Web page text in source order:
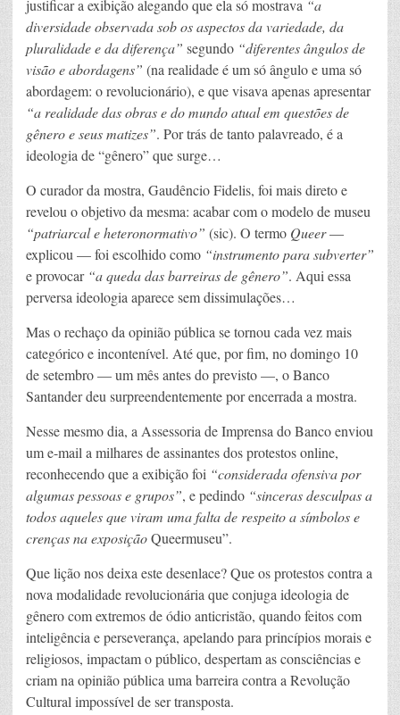
justificar a exibição alegando que ela só mostrava “a
diversidade observada sob os aspectos da variedade, da
pluralidade e da diferença” segundo “diferentes ângulos de
visão e abordagens” (na realidade é um só ângulo e uma só
abordagem: o revolucionário), e que visava apenas apresentar
“a realidade das obras e do mundo atual em questões de
gênero e seus matizes”. Por trás de tanto palavreado, é a
ideologia de “gênero” que surge…
O curador da mostra, Gaudêncio Fidelis, foi mais direto e
revelou o objetivo da mesma: acabar com o modelo de museu
“patriarcal e heteronormativo” (sic). O termo Queer—
explicou — foi escolhido como “instrumento para subverter”
e provocar “a queda das barreiras de gênero”. Aqui essa
perversa ideologia aparece sem dissimulações…
Mas o rechaço da opinião pública se tornou cada vez mais
categórico e incontenível. Até que, por fim, no domingo 10
de setembro — um mês antes do previsto —, o Banco
Santander deu surpreendentemente por encerrada a mostra.
Nesse mesmo dia, a Assessoria de Imprensa do Banco enviou
um e-mail a milhares de assinantes dos protestos online,
reconhecendo que a exibição foi “considerada ofensiva por
algumas pessoas e grupos”, e pedindo “sinceras desculpas a
todos aqueles que viram uma falta de respeito a símbolos e
crenças na exposiçãoQueermuseu”.
Que lição nos deixa este desenlace? Que os protestos contra a
nova modalidade revolucionária que conjuga ideologia de
gênero com extremos de ódio anticristão, quando feitos com
inteligência e perseverança, apelando para princípios morais e
religiosos, impactam o público, despertam as consciências e
criam na opinião pública uma barreira contra a Revolução
Cultural impossível de ser transposta.